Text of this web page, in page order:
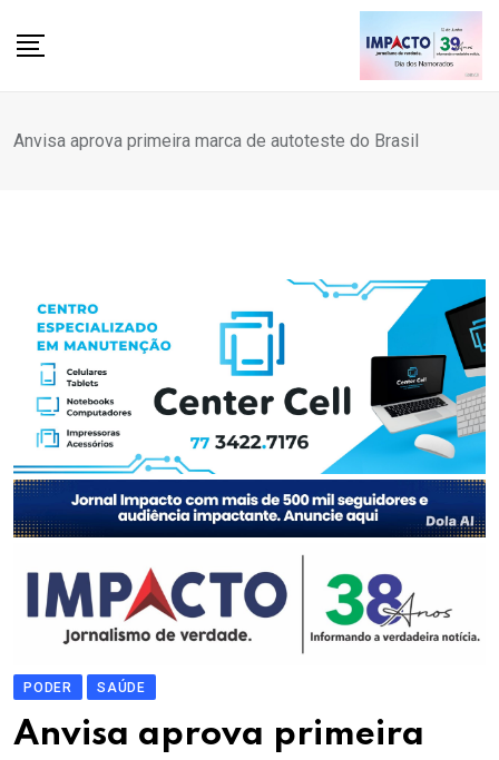
Anvisa aprova primeira marca de autoteste do Brasil
PODER SAÚDE
Anvisa aprova primeira